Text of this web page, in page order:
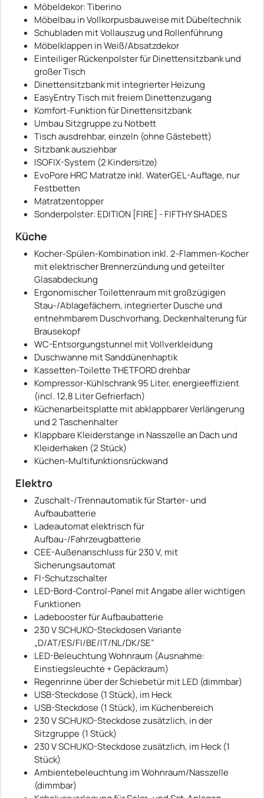
Möbeldekor: Tiberino
Möbelbau in Vollkorpusbauweise mit Dübeltechnik
Schubladen mit Vollauszug und Rollenführung
Möbelklappen in Weiß/Absatzdekor
Einteiliger Rückenpolster für Dinettensitzbank und
großer Tisch
Dinettensitzbank mit integrierter Heizung
EasyEntry Tisch mit freiem Dinettenzugang
Komfort-Funktion für Dinettensitzbank
Umbau Sitzgruppe zu Notbett
Tisch ausdrehbar, einzeln (ohne Gästebett)
Sitzbank ausziehbar
ISOFIX-System (2 Kindersitze)
EvoPore HRC Matratze inkl. WaterGEL-Auflage, nur
Festbetten
Matratzentopper
Sonderpolster: EDITION [FIRE] - FIFTHY SHADES
Küche
Kocher-Spülen-Kombination inkl. 2-Flammen-Kocher
mit elektrischer Brennerzündung und geteilter
Glasabdeckung
Ergonomischer Toilettenraum mit großzügigen
Stau-/Ablagefächern, integrierter Dusche und
entnehmbarem Duschvorhang, Deckenhalterung für
Brausekopf
WC-Entsorgungstunnel mit Vollverkleidung
Duschwanne mit Sanddünenhaptik
Kassetten-Toilette THETFORD drehbar
Kompressor-Kühlschrank 95 Liter, energieeffizient
(incl. 12,8 Liter Gefrierfach)
Küchenarbeitsplatte mit abklappbarer Verlängerung
und 2 Taschenhalter
Klappbare Kleiderstange in Nasszelle an Dach und
Kleiderhaken (2 Stück)
Küchen-Multifunktionsrückwand
Elektro
Zuschalt-/Trennautomatik für Starter- und
Aufbaubatterie
Ladeautomat elektrisch für
Aufbau-/Fahrzeugbatterie
CEE-Außenanschluss für 230 V, mit
Sicherungsautomat
FI-Schutzschalter
LED-Bord-Control-Panel mit Angabe aller wichtigen
Funktionen
Ladebooster für Aufbaubatterie
230 V SCHUKO-Steckdosen Variante
„D/AT/ES/FI/BE/IT/NL/DK/SE“
LED-Beleuchtung Wohnraum (Ausnahme:
Einstiegsleuchte + Gepäckraum)
Regenrinne über der Schiebetür mit LED (dimmbar)
USB-Steckdose (1 Stück), im Heck
USB-Steckdose (1 Stück), im Küchenbereich
230 V SCHUKO-Steckdose zusätzlich, in der
Sitzgruppe (1 Stück)
230 V SCHUKO-Steckdose zusätzlich, im Heck (1
Stück)
Ambientebeleuchtung im Wohnraum/Nasszelle
(dimmbar)